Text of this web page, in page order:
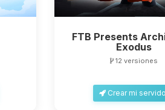
FTB Presents
Exodus
12 versiones
Crear mi